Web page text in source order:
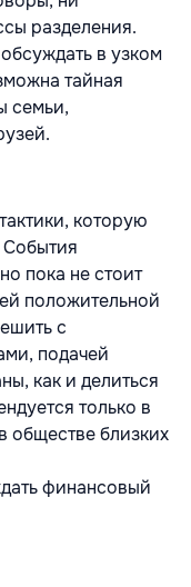
разделения.
в узком
тайная
семьи,
которую
События
пока не стоит
положительной
с
подачей
как и делиться
только в
обществе близких
финансовый